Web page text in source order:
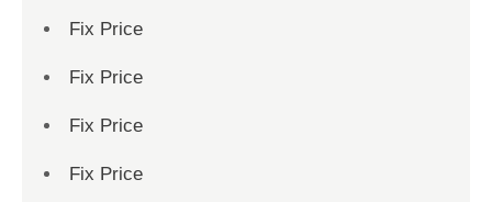
Fix Price
Fix Price
Fix Price
Fix Price